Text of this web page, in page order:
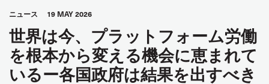
ニュース 19 MAY 2026
世界は今、プラットフォーム労働
を根本から変える機会に恵まれて
いるー各国政府は結果を出すべき